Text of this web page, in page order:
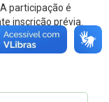
participação é
inscrição prévia.